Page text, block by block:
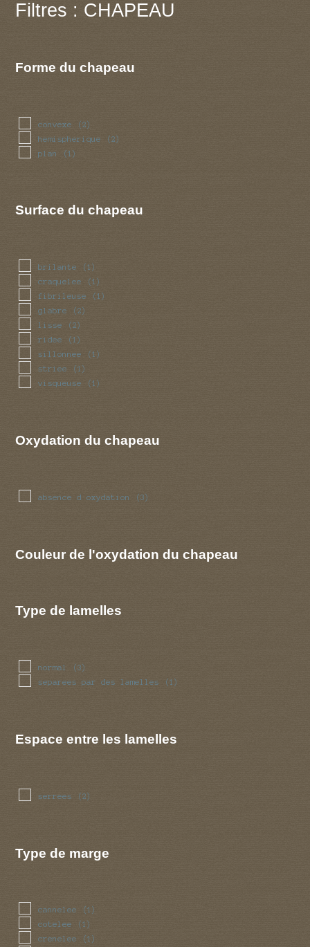
Filtres : CHAPEAU
Forme du chapeau
convexe (2)
hemispherique (2)
plan (1)
Surface du chapeau
brilante (1)
craquelee (1)
fibrileuse (1)
glabre (2)
lisse (2)
ridee (1)
sillonnee (1)
striee (1)
visqueuse (1)
Oxydation du chapeau
absence d oxydation (3)
Couleur de l'oxydation du chapeau
Type de lamelles
normal (3)
separees par des lamelles (1)
Espace entre les lamelles
serrees (2)
Type de marge
cannelee (1)
cotelee (1)
crenelee (1)